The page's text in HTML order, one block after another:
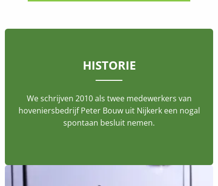
HISTORIE
We schrijven 2010 als twee medewerkers van
hoveniersbedrijf Peter Bouw uit Nijkerk een nogal
spontaan besluit nemen.